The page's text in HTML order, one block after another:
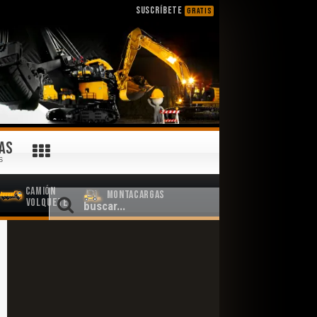
SUSCRÍBETE GRATIS
Camión
Volquete
Montacargas